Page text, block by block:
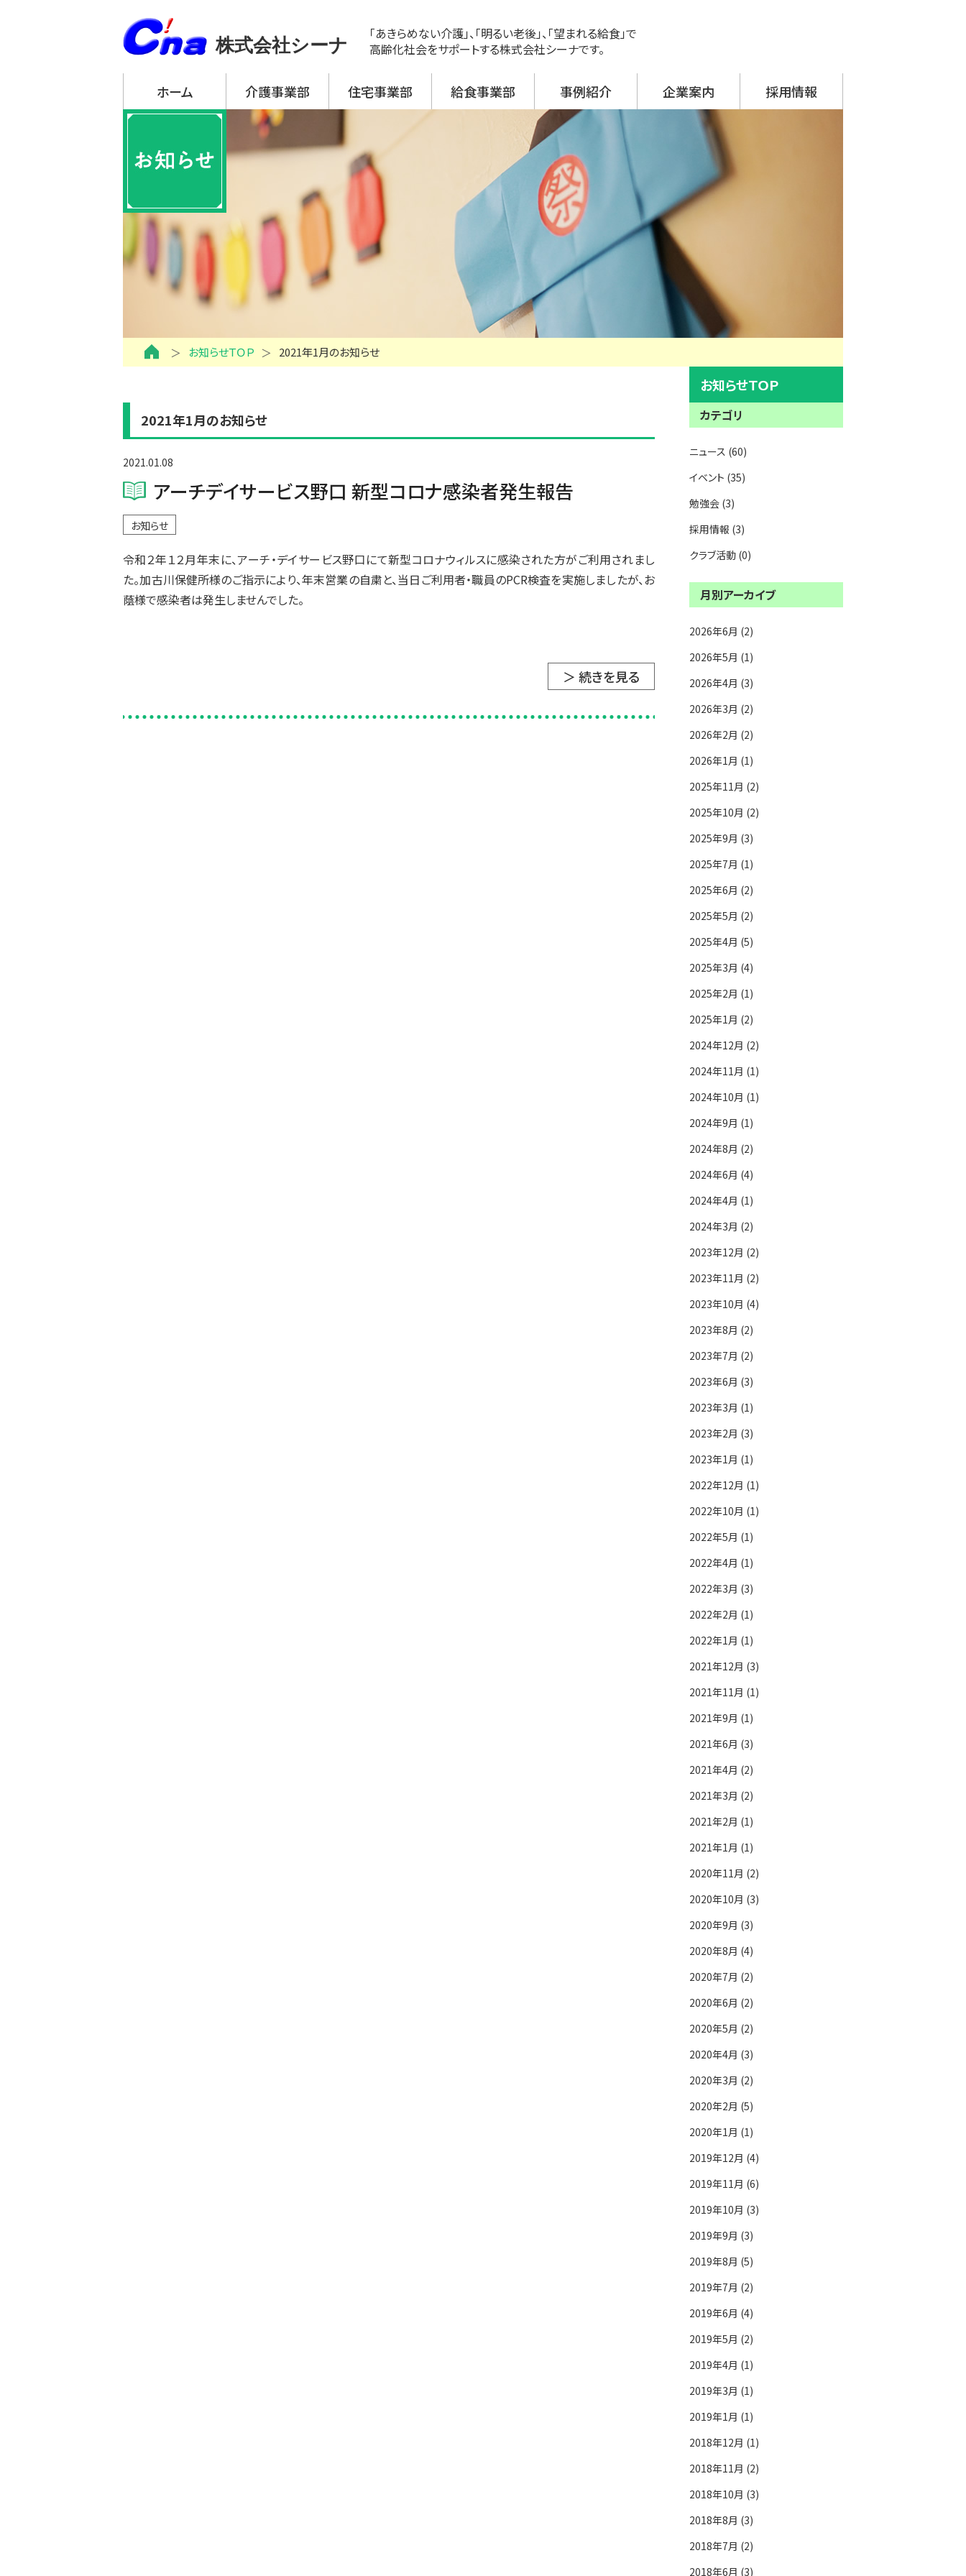
株式会社シーナ
「あきらめない介護」、「明るい老後」、「望まれる給食」で
高齢化社会をサポートする株式会社シーナです。
ホーム 介護事業部
アーチ・デイサービス
・ アーチ・デイサービス 新神戸
・ アーチ・デイサービス 大開
・ アーチ・デイサービス 野口
・ アーチ・デイサービス 加古川西
・ アーチ・デイサービス 高砂
アーチ訪問介護
アーチ居宅介護支援事業所
特定施設入居者生活介護
住宅事業部 給食事業部 事例紹介 企業案内
SDGsへの取り組み
シーナグループ
・ システムプラネット
・ アーチスタッフサービス
採用情報
お知らせＴＯＰ 2021年1月のお知らせ
お知らせＴＯＰ
カテゴリ
ニュース (60)
イベント (35)
勉強会 (3)
採用情報 (3)
クラブ活動 (0)
月別アーカイブ
2026年6月 (2)
2026年5月 (1)
2026年4月 (3)
2026年3月 (2)
2026年2月 (2)
2026年1月 (1)
2025年11月 (2)
2025年10月 (2)
2025年9月 (3)
2025年7月 (1)
2025年6月 (2)
2025年5月 (2)
2025年4月 (5)
2025年3月 (4)
2025年2月 (1)
2025年1月 (2)
2024年12月 (2)
2024年11月 (1)
2024年10月 (1)
2024年9月 (1)
2024年8月 (2)
2024年6月 (4)
2024年4月 (1)
2024年3月 (2)
2023年12月 (2)
2023年11月 (2)
2023年10月 (4)
2023年8月 (2)
2023年7月 (2)
2023年6月 (3)
2023年3月 (1)
2023年2月 (3)
2023年1月 (1)
2022年12月 (1)
2022年10月 (1)
2022年5月 (1)
2022年4月 (1)
2022年3月 (3)
2022年2月 (1)
2022年1月 (1)
2021年12月 (3)
2021年11月 (1)
2021年9月 (1)
2021年6月 (3)
2021年4月 (2)
2021年3月 (2)
2021年2月 (1)
2021年1月 (1)
2020年11月 (2)
2020年10月 (3)
2020年9月 (3)
2020年8月 (4)
2020年7月 (2)
2020年6月 (2)
2020年5月 (2)
2020年4月 (3)
2020年3月 (2)
2020年2月 (5)
2020年1月 (1)
2019年12月 (4)
2019年11月 (6)
2019年10月 (3)
2019年9月 (3)
2019年8月 (5)
2019年7月 (2)
2019年6月 (4)
2019年5月 (2)
2019年4月 (1)
2019年3月 (1)
2019年1月 (1)
2018年12月 (1)
2018年11月 (2)
2018年10月 (3)
2018年8月 (3)
2018年7月 (2)
2018年6月 (3)
2021年1月のお知らせ
2021.01.08
アーチデイサービス野口 新型コロナ感染者発生報告
お知らせ
令和２年１２月年末に、アーチ・デイサービス野口にて新型コロナウィルスに感染された方がご利用されまし
た。加古川保健所様のご指示により、年末営業の自粛と、当日ご利用者・職員のPCR検査を実施しましたが、お
蔭様で感染者は発生しませんでした。
＞ 続きを見る